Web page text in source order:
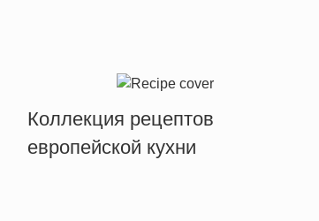
Коллекция рецептов
европейской кухни